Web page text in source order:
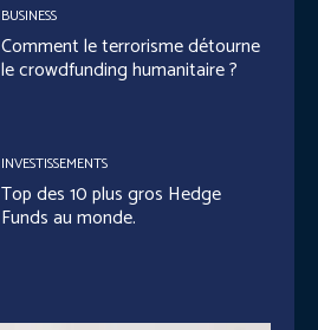
BUSINESS
Comment le terrorisme détourne
le crowdfunding humanitaire ?
INVESTISSEMENTS
Top des 10 plus gros Hedge
Funds au monde.